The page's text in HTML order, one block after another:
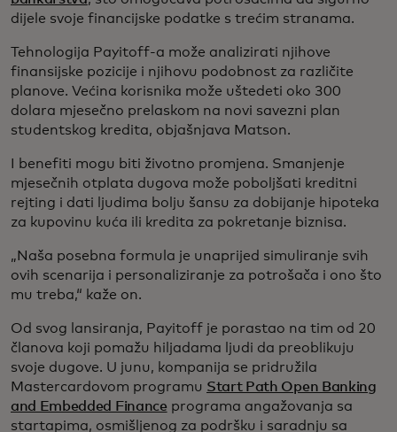
dijele svoje financijske podatke s trećim stranama.
Tehnologija Payitoff-a može analizirati njihove
finansijske pozicije i njihovu podobnost za različite
planove. Većina korisnika može uštedeti oko 300
dolara mjesečno prelaskom na novi savezni plan
studentskog kredita, objašnjava Matson.
I benefiti mogu biti životno promjena. Smanjenje
mjesečnih otplata dugova može poboljšati kreditni
rejting i dati ljudima bolju šansu za dobijanje hipoteka
za kupovinu kuća ili kredita za pokretanje biznisa.
„Naša posebna formula je unaprijed simuliranje svih
ovih scenarija i personaliziranje za potrošača i ono što
mu treba,“ kaže on.
Od svog lansiranja, Payitoff je porastao na tim od 20
članova koji pomažu hiljadama ljudi da preoblikuju
svoje dugove. U junu, kompanija se pridružila
Mastercardovom programu Start Path Open Banking
and Embedded Finance programa angažovanja sa
startapima, osmišljenog za podršku i saradnju sa